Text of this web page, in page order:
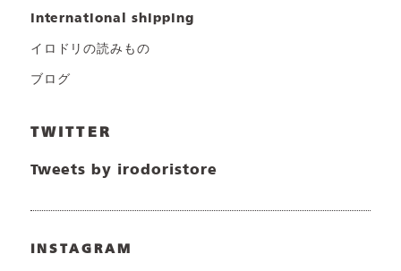
international shipping
イロドリの読みもの
ブログ
TWITTER
Tweets by irodoristore
INSTAGRAM